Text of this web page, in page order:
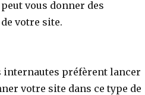
peut vous donner des
votre site.
internautes préfèrent lancer
votre site dans ce type de